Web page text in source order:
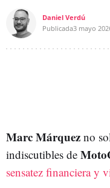
Daniel Verdú
Publicada3 mayo
Marc Márquez no
indiscutibles de
sensatez financiera y